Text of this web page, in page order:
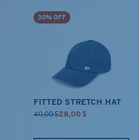
30% OFF
FITTED STRETCH HAT
40,00 $28,00 $